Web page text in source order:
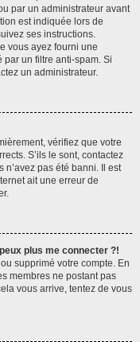
par un administrateur avant
est indiquée lors de
ses instructions.
vous ayez fourni une
un filtre anti-spam. Si
un administrateur.
vérifiez que votre
S’ils le sont, contactez
pas été banni. Il est
ait une erreur de
plus me connecter ?!
supprimé votre compte. En
membres ne postant pas
vous arrive, tentez de vous